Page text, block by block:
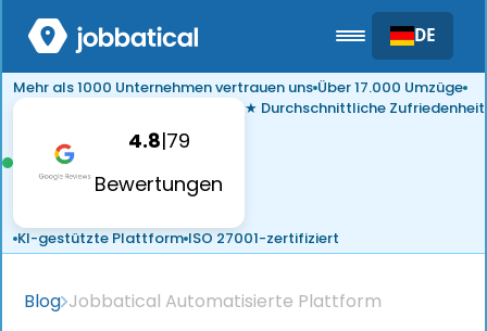
DE
Mehr als 1000 Unternehmen vertrauen uns Über 17.000 Umzüge
4.8|79
Bewertungen
★ Durchschnittliche Zufriedenheit
KI-gestützte Plattform ISO 27001-zertifiziert
Blog Jobbatical Automatisierte Plattform